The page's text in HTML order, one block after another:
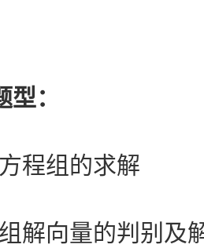
：
组的求解
向量的判别及